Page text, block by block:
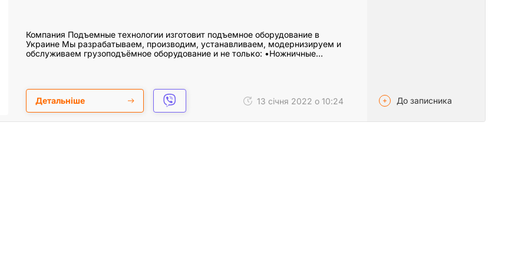
Компания Подъемные технологии изготовит подъемное оборудование в
Украине Мы разрабатываем, производим, устанавливаем, модернизируем и
обслуживаем грузоподъёмное оборудование и не только: •Ножничные…
Детальніше 13 січня 2022 о 10:24 До записника